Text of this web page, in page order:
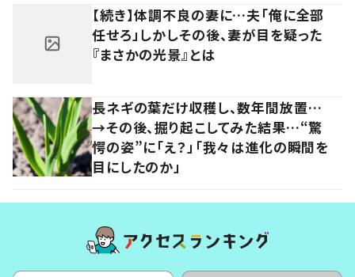
【続き】体調不良の妻に…夫「俺に全部
任せろ」しかしその後、妻が目を疑った
『まさかの光景』とは
長ネギの葉だけ収穫し、数年間放置…
→その後、掘り起こしてみた結果…“驚
愕の姿”に「え？」「我々は進化の瞬間を
目にしたのか」